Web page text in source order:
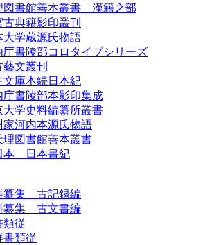
図書館善本叢書 漢籍之部
古典籍影印叢刊
大学蔵源氏物語
庁書陵部コロタイプシリーズ
藝文叢刊
文庫本続日本紀
庁書陵部本影印集成
大学史料編纂所叢書
家河内本源氏物語
理図書館善本叢書
本 日本書紀
纂集 古記録編
纂集 古文書編
類従
書類従